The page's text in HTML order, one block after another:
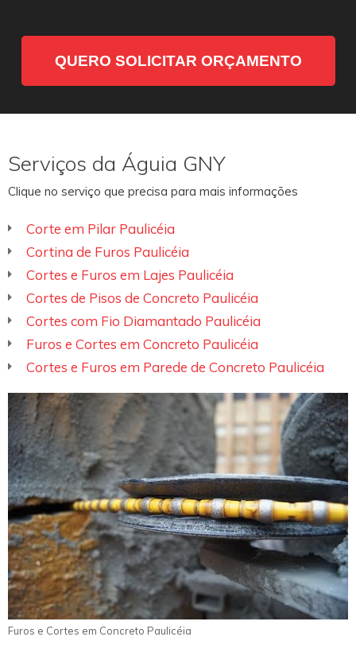
QUERO SOLICITAR ORÇAMENTO
Serviços da Águia GNY
Clique no serviço que precisa para mais informações
Corte em Pilar Paulicéia
Cortina de Furos Paulicéia
Cortes e Furos em Lajes Paulicéia
Cortes de Pisos de Concreto Paulicéia
Cortes com Fio Diamantado Paulicéia
Furos e Cortes em Concreto Paulicéia
Cortes e Furos em Parede de Concreto Paulicéia
Furos e Cortes em Concreto Paulicéia